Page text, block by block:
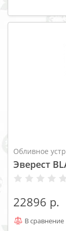
Обливное
Эверест
22896
В сравнение